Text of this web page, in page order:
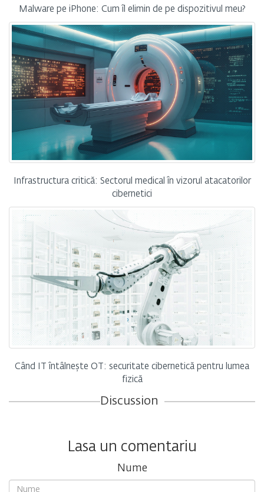
Malware pe iPhone: Cum îl elimin de pe dispozitivul meu?
Infrastructura critică: Sectorul medical în vizorul atacatorilor
cibernetici
Când IT întâlnește OT: securitate cibernetică pentru lumea
fizică
Discussion
Lasa un comentariu
Nume